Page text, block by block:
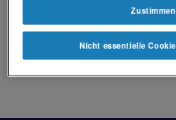
Nicht essentielle
Zustimmen